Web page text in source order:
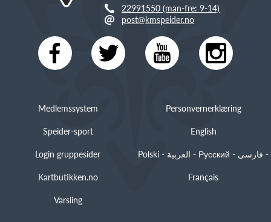
22991550 (man-fre: 9-14)
post@kmspeider.no
Medlemssystem
Speider-sport
Login gruppesider
Kartbutikken.no
Varsling
Personvernerklæring
English
Polski - العربية - Русский - فارسی -
Français